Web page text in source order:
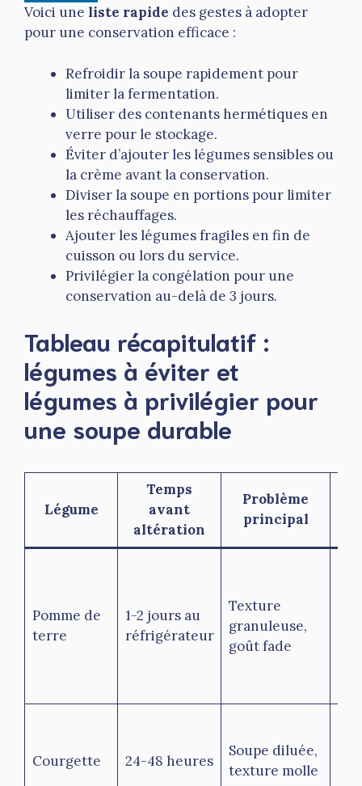
Voici une liste rapide des gestes à adopter
pour une conservation efficace :
Refroidir la soupe rapidement pour
limiter la fermentation.
Utiliser des contenants hermétiques en
verre pour le stockage.
Éviter d’ajouter les légumes sensibles ou
la crème avant la conservation.
Diviser la soupe en portions pour limiter
les réchauffages.
Ajouter les légumes fragiles en fin de
cuisson ou lors du service.
Privilégier la congélation pour une
conservation au-delà de 3 jours.
Tableau récapitulatif :
légumes à éviter et
légumes à privilégier pour
une soupe durable
Légume
Temps
avant
altération
Problème
principal
Pomme de
terre
1-2 jours au
réfrigérateur
Texture
granuleuse,
goût fade
Courgette 24-48 heures
Soupe diluée,
texture molle